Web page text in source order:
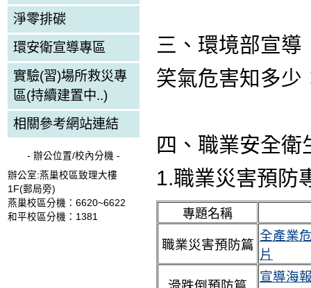
淨零排碳
環安衛宣導專區
實驗(習)場所救災專
區(持續建置中..)
相關參考網站連結
- 辦公位置/校內分機 -
辦公室:燕巢校區致理大樓
1F(郵局旁)
燕巢校區分機：6620~6622
和平校區分機：1381
三、環境部宣導
笑氣危害知多少
四、職業安全衛
1.職業災害預防
專題名稱
職業災害預防篇
全產業
片
宣導海